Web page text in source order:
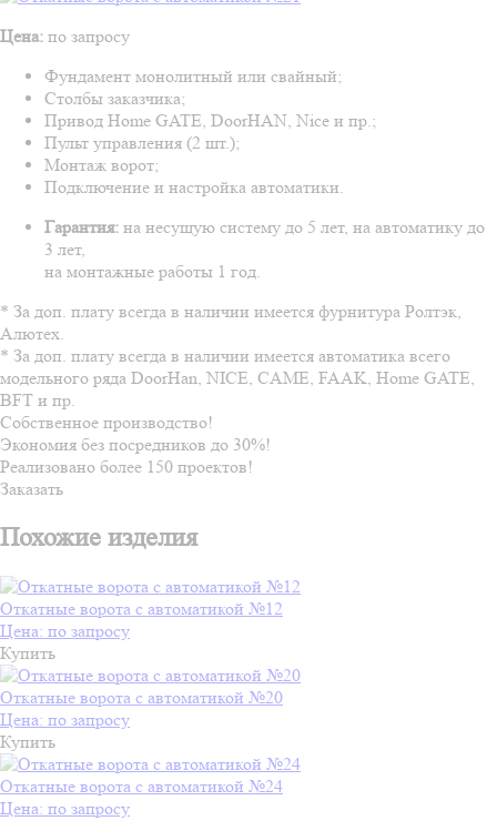
Цена: по запросу
Фундамент монолитный или свайный;
Столбы заказчика;
Привод Home GATE, DoorHAN, Nice и пр.;
Пульт управления (2 шт.);
Монтаж ворот;
Подключение и настройка автоматики.
Гарантия: на несущую систему до 5 лет, на автоматику до
3 лет,
на монтажные работы 1 год.
* За доп. плату всегда в наличии имеется фурнитура Ролтэк,
Алютех.
* За доп. плату всегда в наличии имеется автоматика всего
модельного ряда DoorHan, NICE, CAME, FAAK, Home GATE,
BFT и пр.
Собственное производство!
Экономия без посредников до 30%!
Реализовано более 150 проектов!
Заказать
Похожие изделия
Откатные ворота с автоматикой №12
Цена: по запросу
Купить
Откатные ворота с автоматикой №20
Цена: по запросу
Купить
Откатные ворота с автоматикой №24
Цена: по запросу